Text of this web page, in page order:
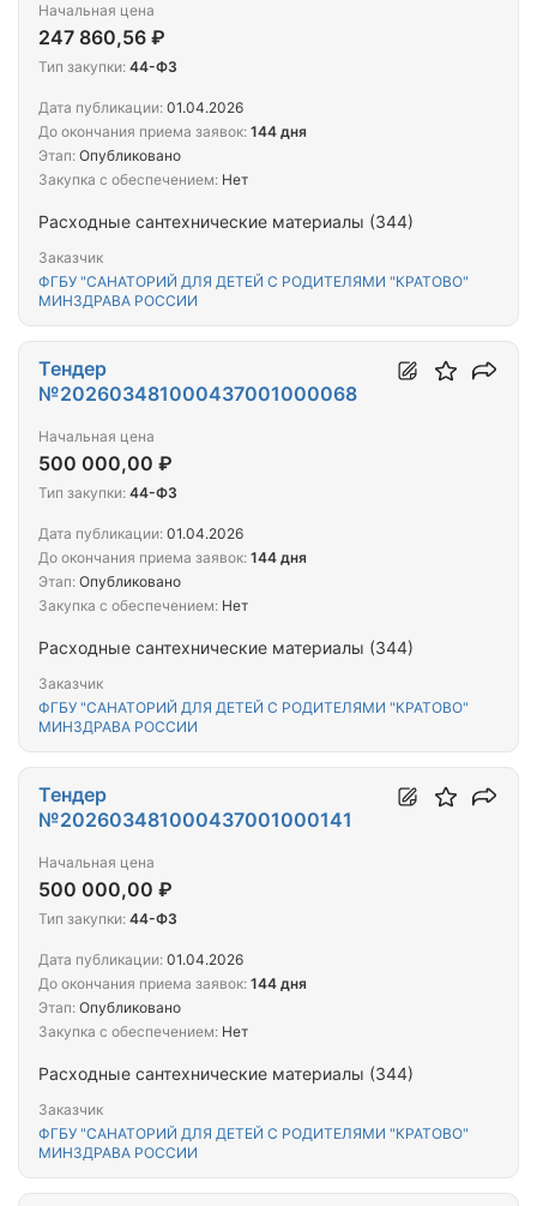
Расходные сантехнические материалы (344)
Заказчик
ФГБУ "САНАТОРИЙ ДЛЯ ДЕТЕЙ С РОДИТЕЛЯМИ "КРАТОВО"
МИНЗДРАВА РОССИИ
Начальная цена
247 860,56 ₽
Тип закупки: 44-ФЗ
Дата публикации: 01.04.2026
До окончания приема заявок: 144 дня
Этап: Опубликовано
Закупка с обеспечением: Нет
Расходные сантехнические материалы (344)
Заказчик
ФГБУ "САНАТОРИЙ ДЛЯ ДЕТЕЙ С РОДИТЕЛЯМИ "КРАТОВО"
МИНЗДРАВА РОССИИ
Тендер
№202603481000437001000068
Начальная цена
500 000,00 ₽
Тип закупки: 44-ФЗ
Дата публикации: 01.04.2026
До окончания приема заявок: 144 дня
Этап: Опубликовано
Закупка с обеспечением: Нет
Расходные сантехнические материалы (344)
Заказчик
ФГБУ "САНАТОРИЙ ДЛЯ ДЕТЕЙ С РОДИТЕЛЯМИ "КРАТОВО"
МИНЗДРАВА РОССИИ
Тендер
№202603481000437001000141
Начальная цена
500 000,00 ₽
Тип закупки: 44-ФЗ
Дата публикации: 01.04.2026
До окончания приема заявок: 144 дня
Этап: Опубликовано
Закупка с обеспечением: Нет